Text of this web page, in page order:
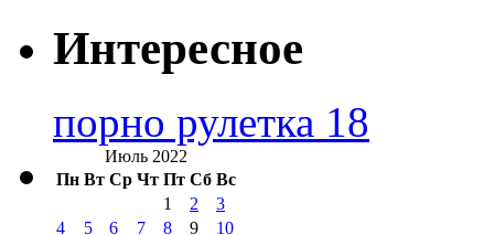
Интересное
порно рулетка 18
Июль 2022
Пн Вт Ср Чт Пт Сб Вс
1
2
3
4
5 6 7 8 9 10